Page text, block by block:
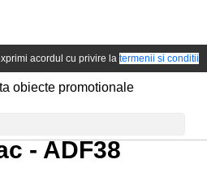
de copii din
-ADF38
acordul cu privire la termenii si conditii
obiecte promotionale